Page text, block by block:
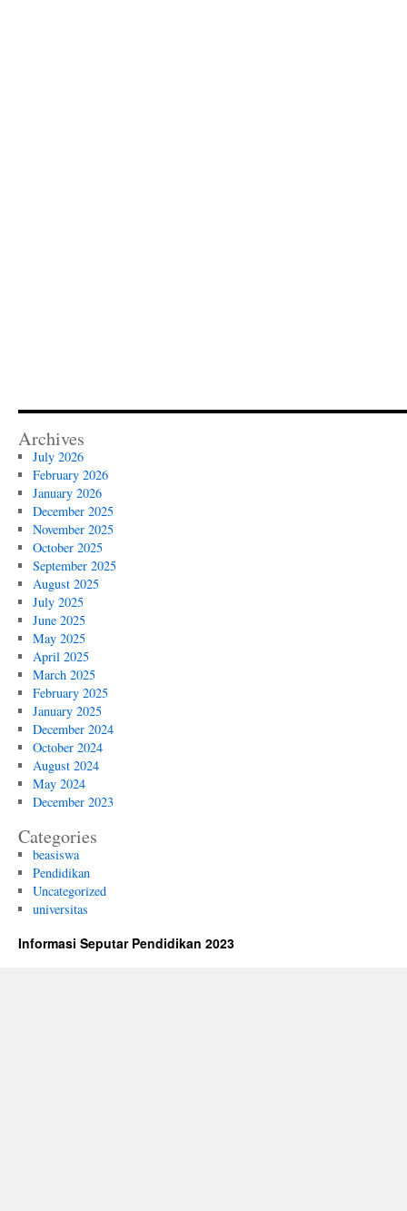
Archives
July 2026
February 2026
January 2026
December 2025
November 2025
October 2025
September 2025
August 2025
July 2025
June 2025
May 2025
April 2025
March 2025
February 2025
January 2025
December 2024
October 2024
August 2024
May 2024
December 2023
Categories
beasiswa
Pendidikan
Uncategorized
universitas
Informasi Seputar Pendidikan 2023